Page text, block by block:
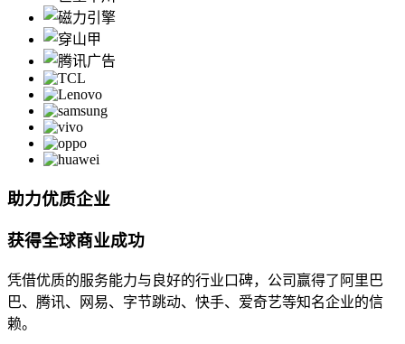
助力优质企业
获得全球商业成功
凭借优质的服务能力与良好的行业口碑，公司赢得了阿里巴
巴、腾讯、网易、字节跳动、快手、爱奇艺等知名企业的信
赖。